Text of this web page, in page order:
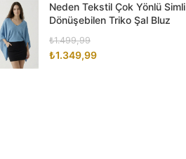
Neden Tekstil Çok Yönlü Simli
Dönüşebilen Triko Şal Bluz
₺1.499,99
₺1.349,99